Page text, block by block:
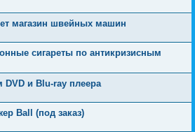
магазин швейных машин
сигареты по антикризисным
DVD и Blu-ray плеера
Ball (под заказ)